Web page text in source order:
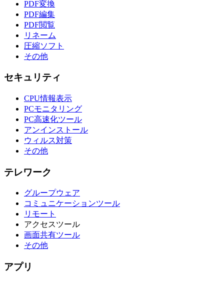
PDF変換
PDF編集
PDF閲覧
リネーム
圧縮ソフト
その他
セキュリティ
CPU情報表示
PCモニタリング
PC高速化ツール
アンインストール
ウィルス対策
その他
テレワーク
グループウェア
コミュニケーションツール
リモート
アクセスツール
画面共有ツール
その他
アプリ